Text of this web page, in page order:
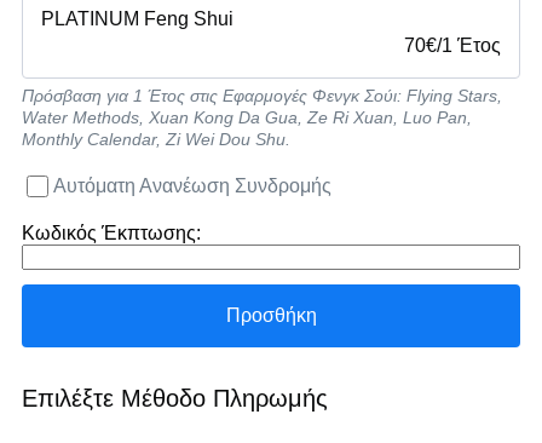
PLATINUM Feng Shui
70€/1 Έτος
Πρόσβαση για 1 Έτος στις Εφαρμογές Φενγκ Σούι: Flying Stars,
Water Methods, Xuan Kong Da Gua, Ze Ri Xuan, Luo Pan,
Monthly Calendar, Zi Wei Dou Shu.
Αυτόματη Ανανέωση Συνδρομής
Κωδικός Έκπτωσης:
Επιλέξτε Μέθοδο Πληρωμής